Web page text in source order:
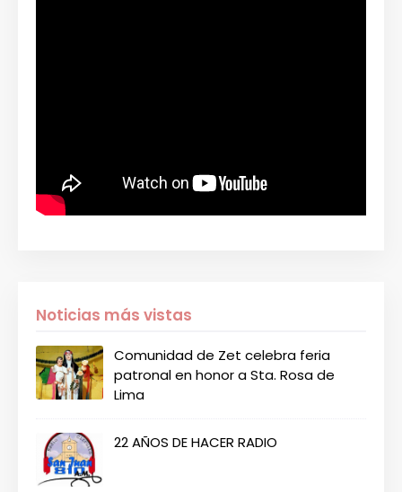
Noticias más vistas
Comunidad de Zet celebra feria
patronal en honor a Sta. Rosa de
Lima
22 AÑOS DE HACER RADIO